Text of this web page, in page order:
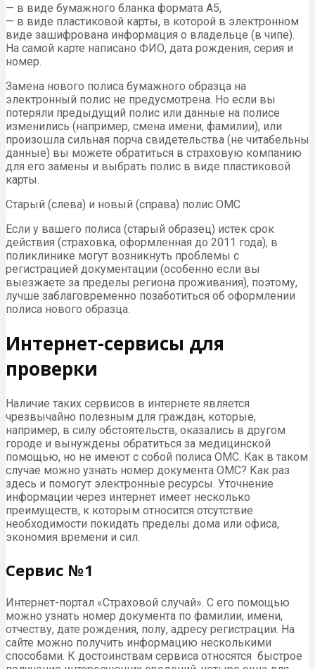
— в виде бумажного бланка формата А5,
— в виде пластиковой карты, в которой в электронном
виде зашифрована информация о владельце (в чипе).
На самой карте написано ФИО, дата рождения, серия и
номер.
Замена нового полиса бумажного образца на
электронный полис не предусмотрена. Но если вы
потеряли предыдущий полис или данные на полисе
изменились (например, смена имени, фамилии), или
произошла сильная порча свидетельства (не читабельны
данные) вы можете обратиться в страховую компанию
для его замены и выбрать полис в виде пластиковой
карты.
Старый (слева) и новый (справа) полис ОМС
Если у вашего полиса (старый образец) истек срок
действия (страховка, оформленная до 2011 года), в
поликлинике могут возникнуть проблемы с
регистрацией документации (особенно если вы
выезжаете за пределы региона проживания), поэтому,
лучше заблаговременно позаботиться об оформлении
полиса нового образца.
Интернет-сервисы для
проверки
Наличие таких сервисов в интернете является
чрезвычайно полезным для граждан, которые,
например, в силу обстоятельств, оказались в другом
городе и вынуждены обратиться за медицинской
помощью, но не имеют с собой полиса ОМС. Как в таком
случае можно узнать номер документа ОМС? Как раз
здесь и помогут электронные ресурсы. Уточнение
информации через интернет имеет несколько
преимуществ, к которым относится отсутствие
необходимости покидать пределы дома или офиса,
экономия времени и сил.
Сервис №1
Интернет-портал «Страховой случай». С его помощью
можно узнать номер документа по фамилии, имени,
отчеству, дате рождения, полу, адресу регистрации. На
сайте можно получить информацию несколькими
способами. К достоинствам сервиса относятся быстрое